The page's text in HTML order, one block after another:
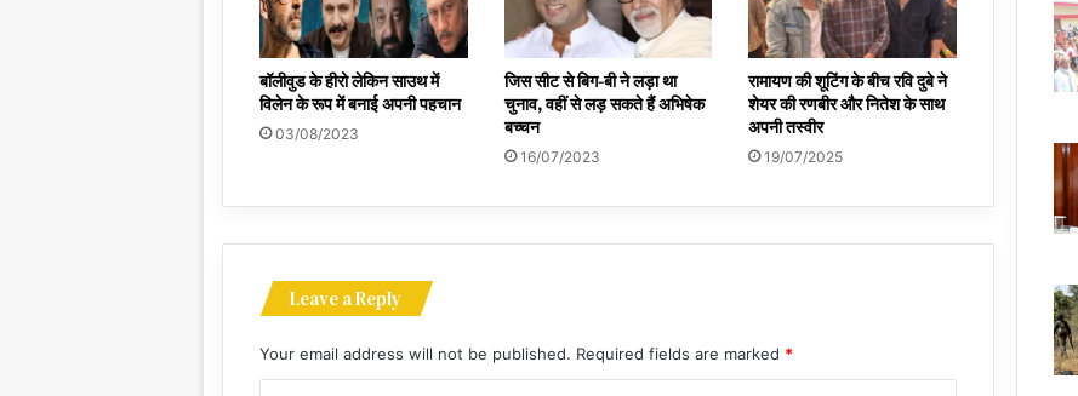
बॉलीवुड के हीरो लेकिन साउथ में
विलेन के रूप में बनाई अपनी पहचान
03/08/2023
जिस सीट से बिग-बी ने लड़ा था
चुनाव, वहीं से लड़ सकते हैं अभिषेक
बच्चन
16/07/2023
रामायण की शूटिंग के बीच रवि दुबे ने
शेयर की रणबीर और नितेश के साथ
अपनी तस्वीर
19/07/2025
Leave a Reply
Your email address will not be published. Required fields are marked *